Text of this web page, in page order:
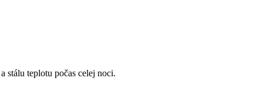
stálu teplotu počas celej noci.